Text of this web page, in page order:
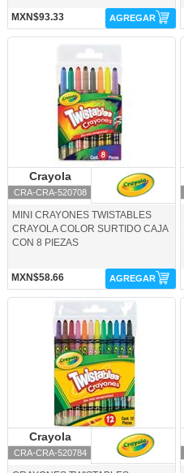
MXN$93.33 AGREGAR
Crayola
CRA-CRA-520708
MINI CRAYONES TWISTABLES
CRAYOLA COLOR SURTIDO CAJA
CON 8 PIEZAS
MXN$58.66 AGREGAR
Crayola
CRA-CRA-520784